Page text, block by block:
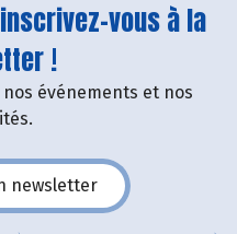
vous à la
!
événements et nos
newsletter